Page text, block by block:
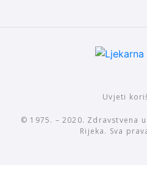
Uvjeti
© 1975. – 2020. Zdravstvena
Rijeka. Sva